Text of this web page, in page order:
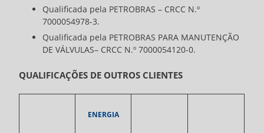
Qualificada pela PETROBRAS – CRCC N.º
7000054978-3.
Qualificada pela PETROBRAS PARA MANUTENÇÃO
DE VÁLVULAS– CRCC N.º 7000054120-0.
QUALIFICAÇÕES DE OUTROS CLIENTES
ENERGIA